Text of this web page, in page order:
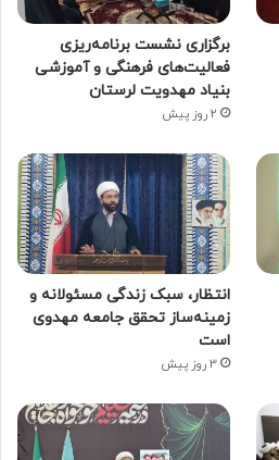
برگزاری نشست برنامه‌ریزی
فعالیت‌های فرهنگی و آموزشی
بنیاد مهدویت لرستان
2 روز پیش
انتظار، سبک زندگی مسئولانه و
زمینه‌ساز تحقق جامعه مهدوی
است
3 روز پیش